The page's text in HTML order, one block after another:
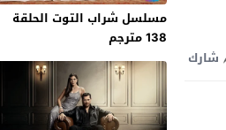
شارك
مسلسل شراب التوت الحلقة
138 مترجم